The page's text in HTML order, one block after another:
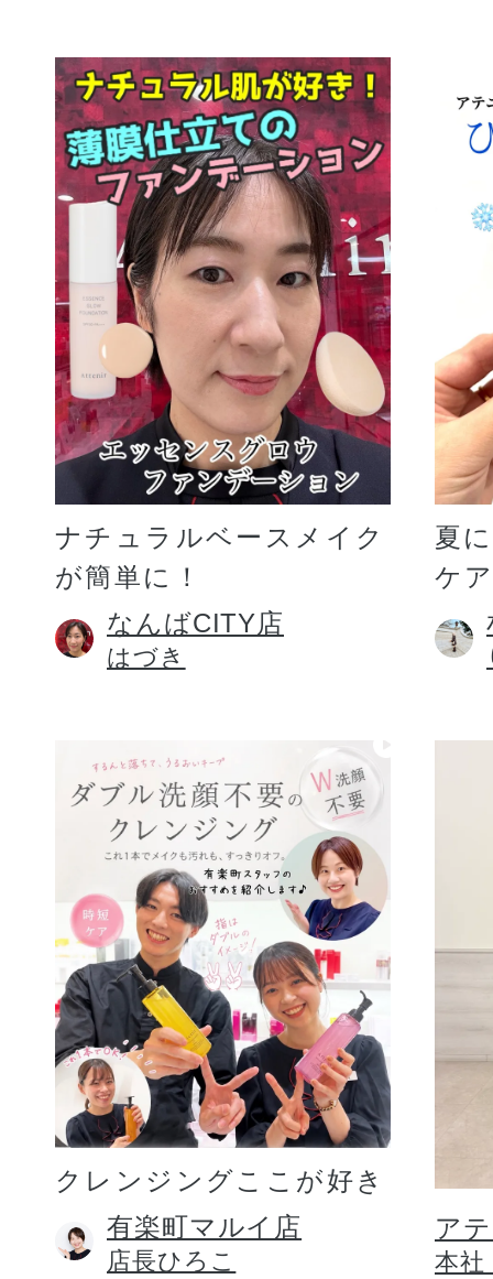
ファッション
ギフト
ご利用ガイド
よくあるご質問
ナチュラルベースメイク
が簡単に！
なんばCITY店
はづき
夏
ケ
クレンジングここが好き
有楽町マルイ店
店長ひろこ
ア
本